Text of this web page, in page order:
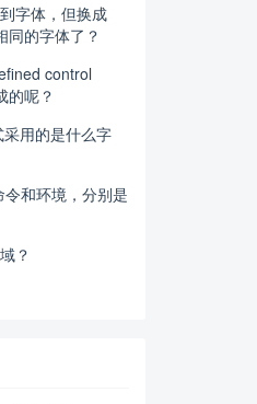
字体，但换成
同的字体了？
control
的呢？
用的是什么字
和环境，分别是
？